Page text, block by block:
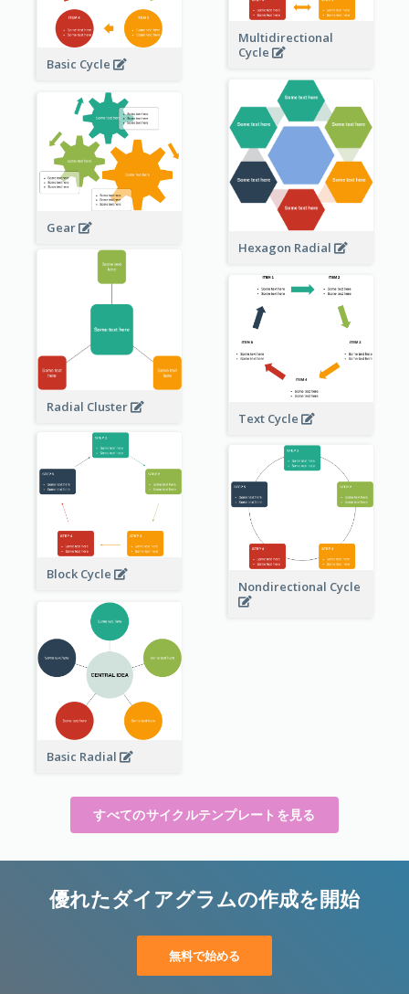
Multidirectional
Cycle
Basic Cycle
Hexagon Radial
Gear
Radial Cluster
Text Cycle
Block Cycle
Nondirectional Cycle
Basic Radial
すべてのサイクルテンプレートを見る
優れたダイアグラムの作成を開始
無料で始める